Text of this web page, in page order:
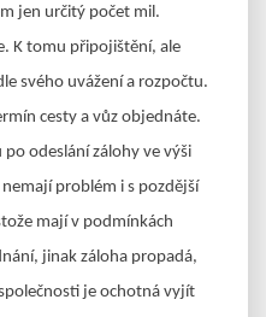
jen určitý počet mil.
K tomu připojištění, ale
svého uvážení a rozpočtu.
cesty a vůz objednáte.
odeslání zálohy ve výši
problém i s pozdější
mají v podmínkách
jinak záloha propadá,
je ochotná vyjít